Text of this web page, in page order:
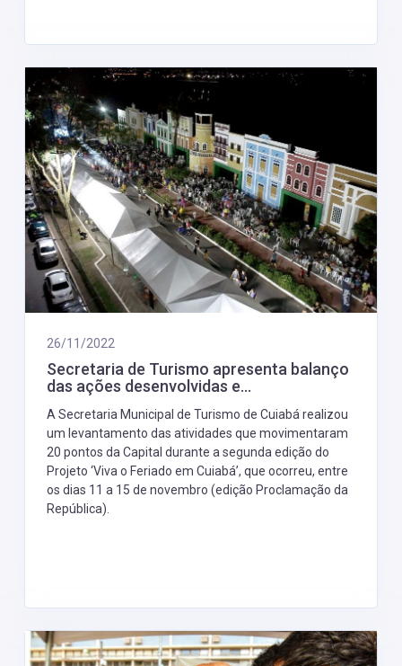
26/11/2022
Secretaria de Turismo apresenta balanço
das ações desenvolvidas e...
A Secretaria Municipal de Turismo de Cuiabá realizou
um levantamento das atividades que movimentaram
20 pontos da Capital durante a segunda edição do
Projeto ‘Viva o Feriado em Cuiabá’, que ocorreu, entre
os dias 11 a 15 de novembro (edição Proclamação da
República).